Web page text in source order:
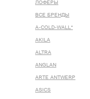
ЛОФЕРЫ
ВСЕ БРЕНДЫ
A-COLD-WALL*
AKILA
ALTRA
ANGLAN
ARTE ANTWERP
ASICS